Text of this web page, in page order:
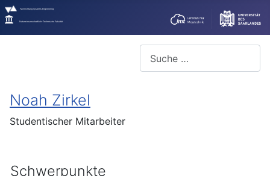
Fachrichtung Systems Engineering
Naturwissenschaftlich-Technische Fakultät
Noah Zirkel
Studentischer Mitarbeiter
Schwerpunkte